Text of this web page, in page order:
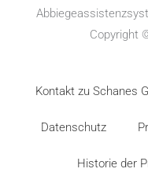
Copyright
Kontakt zu Schanes
Datenschutz
Historie der